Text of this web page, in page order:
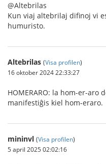
@Altebrilas
Kun viaj altebrilaj difinoj vi
humuristo.
Altebrilas (Visa profilen)
16 oktober 2024 22:33:27
HOMERARO: la hom-er-aro
manifestiĝis kiel hom-eraro.
mininvl (Visa profilen)
5 april 2025 02:02:16